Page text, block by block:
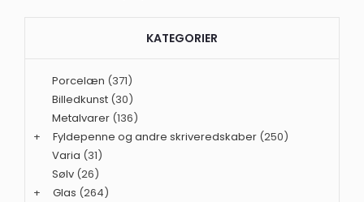
KATEGORIER
Porcelæn (371)
Billedkunst (30)
Metalvarer (136)
+
Fyldepenne og andre skriveredskaber (250)
Varia (31)
Sølv (26)
+
Glas (264)